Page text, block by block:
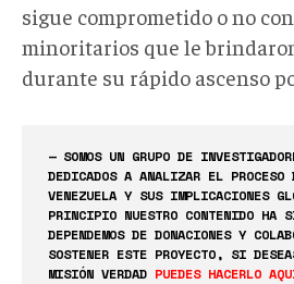
sigue comprometido o no
minoritarios que le
durante su rápido ascenso
— SOMOS UN GRUPO DE
DEDICADOS A ANALIZAR EL PROCESO
VENEZUELA Y SUS IMPLICACIONES
PRINCIPIO NUESTRO CONTENIDO HA
DEPENDEMOS DE DONACIONES Y
SOSTENER ESTE PROYECTO, SI
MISIÓN VERDAD PUEDES HACERLO